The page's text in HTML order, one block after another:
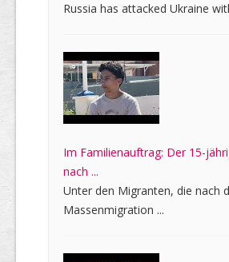
Russia has attacked Ukraine
Im Familienauftrag: Der 15-
nach ...
Unter den Migranten, die nach
Massenmigration ...